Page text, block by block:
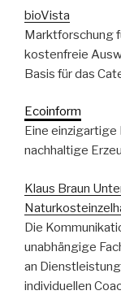
bioVista
Marktforschung
kostenfreie
Basis für das
Ecoinform
Eine
nachhaltige
Klaus Braun
Die
unabhängige
an
individuellen